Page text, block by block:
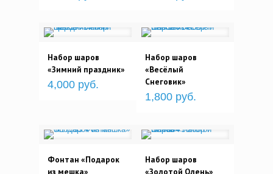
Набор шаров
«Зимний праздник»
4,000 руб.
Набор шаров
«Весёлый
Снеговик»
1,800 руб.
Фонтан «Подарок
из мешка»
Набор шаров
«Золотой Олень»